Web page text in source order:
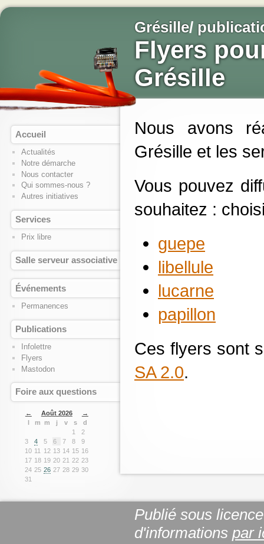
Grésille/
Flyers
Grésille
Accueil
Actualités
Notre démarche
Nous contacter
Qui sommes-nous ?
Autres initiatives
Services
Prix libre
Salle serveur associative
Événements
Permanences
Publications
Infolettre
Flyers
Mastodon
Foire aux questions
← Août 2026
→
m m j v s
d
1
2
3
4 5 6 7 8
9
10 11 12 13 14 15 16
17 18 19 20 21 22 23
24 25 26 27 28 29 30
31
Nous avons
Grésille et les
Vous pouvez
souhaitez :
guepe
libellule
lucarne
papillon
Ces flyers sont
SA 2.0.
Publié sous
d'informations par